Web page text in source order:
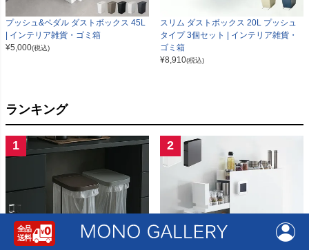
プッシュ&ペダル ダストボックス 45L
| インテリア雑貨・ゴミ箱
¥5,000(税込)
スリム ダストボックス 20L プッシュ
タイプ 3個セット | インテリア雑貨・
ゴミ箱
¥8,910(税込)
ランキング
1 2